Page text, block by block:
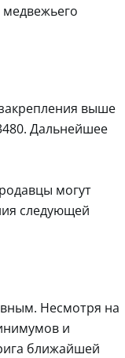
выше
Дальнейшее
могут
следующей
Несмотря на
и
ближайшей